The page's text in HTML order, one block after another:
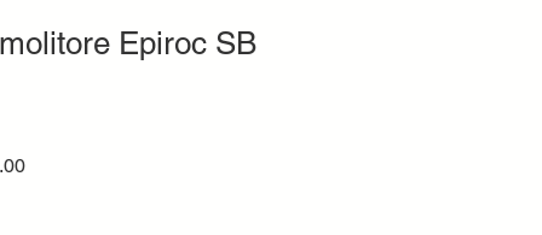
Epiroc SB
Sale